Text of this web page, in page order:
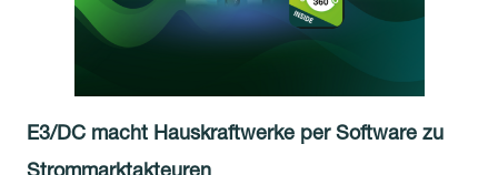
E3/DC macht Hauskraftwerke per Software zu
Strommarktakteuren